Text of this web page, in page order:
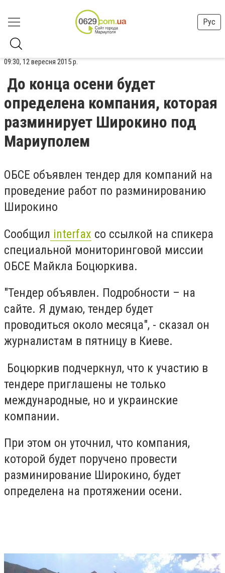
Рус
09:30, 12 вересня 2015 р.
До конца осени будет
определена компания, которая
разминирует Широкино под
Мариуполем
ОБСЕ объявлен тендер для компаний на
проведение работ по разминированию
Широкино
Сообщил interfax со ссылкой на спикера
специальной мониторинговой миссии
ОБСЕ Майкла Боцюркива.
"Тендер объявлен. Подробности – на
сайте. Я думаю, тендер будет
проводиться около месяца", - сказал он
журналистам в пятницу в Киеве.
Боцюркив подчеркнул, что к участию в
тендере приглашены не только
международные, но и украинские
компании.
При этом он уточнил, что компания,
которой будет поручено провести
разминирование Широкино, будет
определена на протяжении осени.